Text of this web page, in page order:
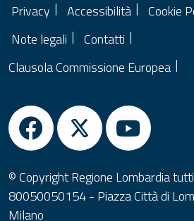
Privacy Accessibilità
Cookie
Note legali
Contatti
Clausola Commissione Europea
© Copyright Regione Lombardia
80050050154 - Piazza Città di
Milano